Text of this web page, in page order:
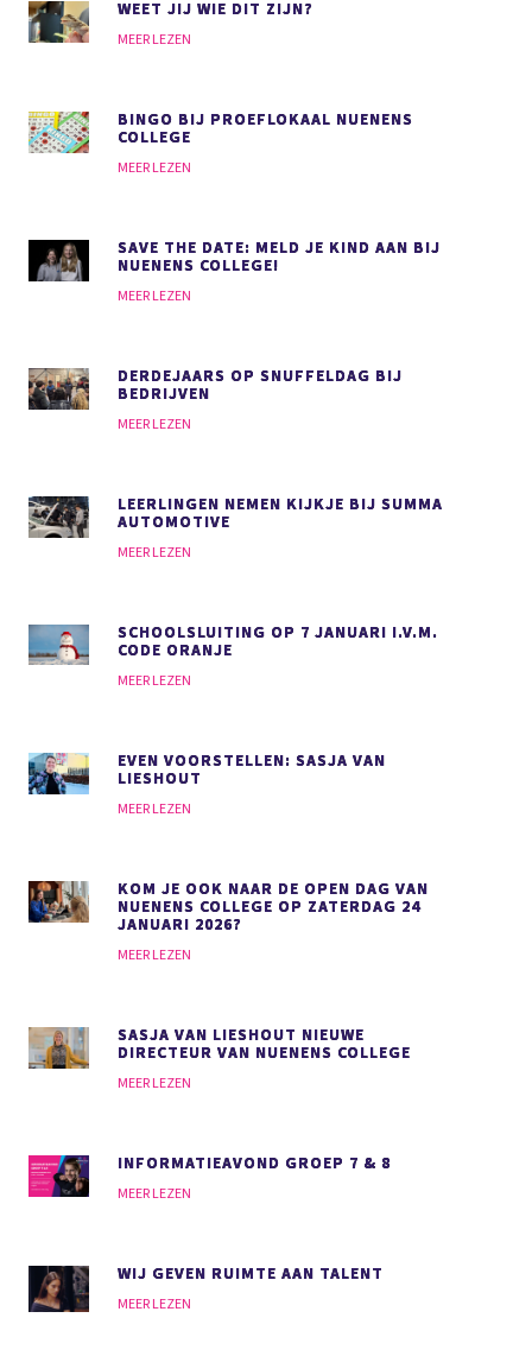
WEET JIJ WIE DIT ZIJN?
MEER LEZEN
BINGO BIJ PROEFLOKAAL NUENENS
COLLEGE
MEER LEZEN
SAVE THE DATE: MELD JE KIND AAN BIJ
NUENENS COLLEGE!
MEER LEZEN
DERDEJAARS OP SNUFFELDAG BIJ
BEDRIJVEN
MEER LEZEN
LEERLINGEN NEMEN KIJKJE BIJ SUMMA
AUTOMOTIVE
MEER LEZEN
SCHOOLSLUITING OP 7 JANUARI I.V.M.
CODE ORANJE
MEER LEZEN
EVEN VOORSTELLEN: SASJA VAN
LIESHOUT
MEER LEZEN
KOM JE OOK NAAR DE OPEN DAG VAN
NUENENS COLLEGE OP ZATERDAG 24
JANUARI 2026?
MEER LEZEN
SASJA VAN LIESHOUT NIEUWE
DIRECTEUR VAN NUENENS COLLEGE
MEER LEZEN
INFORMATIEAVOND GROEP 7 & 8
MEER LEZEN
WIJ GEVEN RUIMTE AAN TALENT
MEER LEZEN